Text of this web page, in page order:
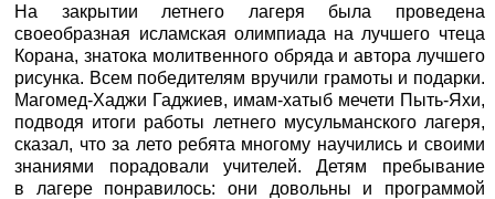
На закрытии летнего лагеря была проведена
своеобразная исламская олимпиада на лучшего чтеца
Корана, знатока молитвенного обряда и автора лучшего
рисунка. Всем победителям вручили грамоты и подарки.
Магомед-Хаджи Гаджиев, имам-хатыб мечети Пыть-Яхи,
подводя итоги работы летнего мусульманского лагеря,
сказал, что за лето ребята многому научились и своими
знаниями порадовали учителей. Детям пребывание
в лагере понравилось: они довольны и программой